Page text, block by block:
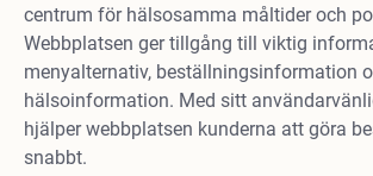
centrum för hälsosamma måltider och
Webbplatsen ger tillgång till viktig
menyalternativ, beställningsinformation
hälsoinformation. Med sitt
hjälper webbplatsen kunderna att göra
snabbt.